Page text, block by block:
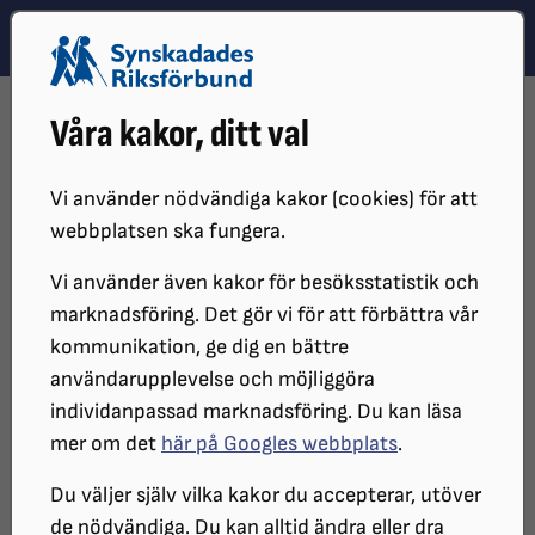
Våra kakor, ditt val
Vi använder nödvändiga kakor (cookies) för att
webbplatsen ska fungera.
Vi använder även kakor för besöksstatistik och
marknadsföring. Det gör vi för att förbättra vår
kommunikation, ge dig en bättre
användarupplevelse och möjliggöra
individanpassad marknadsföring. Du kan läsa
mer om det här på Googles webbplats.
Du väljer själv vilka kakor du accepterar, utöver
de nödvändiga. Du kan alltid ändra eller dra
Hoppa till innehåll
Hoppa till hitta snabbt
STADGAR
Kongressen är SRF:s högst beslutande organ och den
instans som kan besluta om ändringar i stadgarna.